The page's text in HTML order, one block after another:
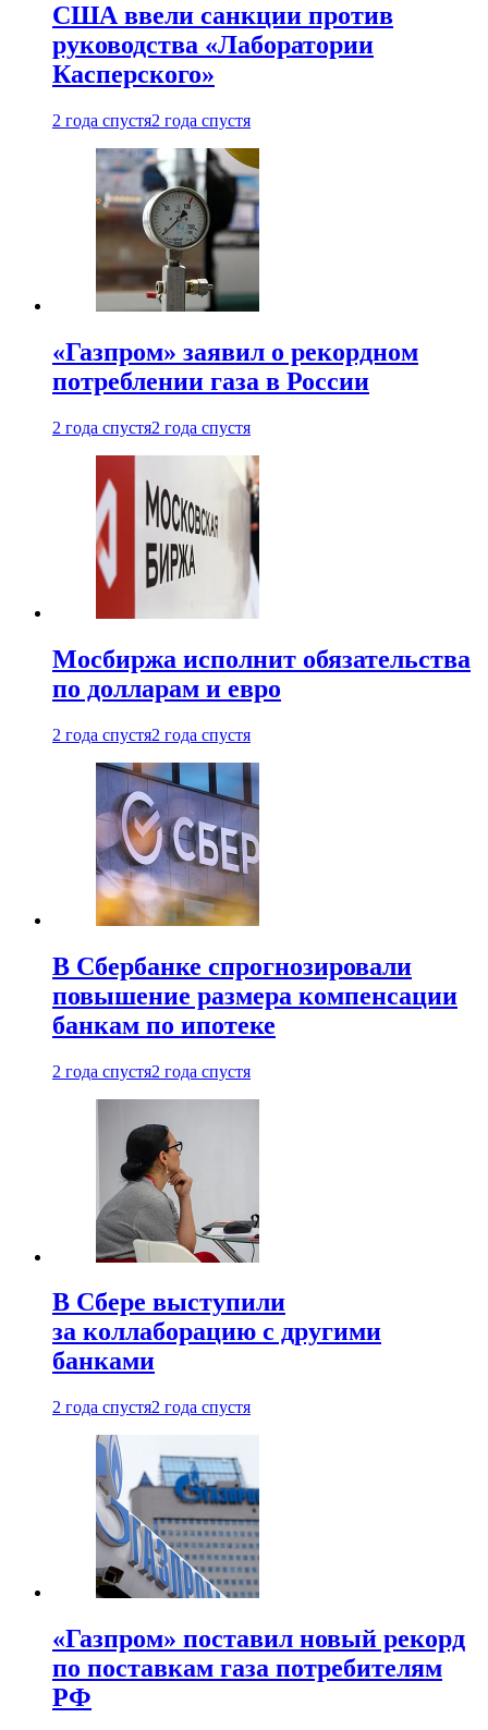
США ввели санкции против
руководства «Лаборатории
Касперского»
2 года спустя2 года спустя
«Газпром» заявил о рекордном
потреблении газа в России
2 года спустя2 года спустя
Мосбиржа исполнит обязательства
по долларам и евро
2 года спустя2 года спустя
В Сбербанке спрогнозировали
повышение размера компенсации
банкам по ипотеке
2 года спустя2 года спустя
В Сбере выступили
за коллаборацию с другими
банками
2 года спустя2 года спустя
«Газпром» поставил новый рекорд
по поставкам газа потребителям
РФ